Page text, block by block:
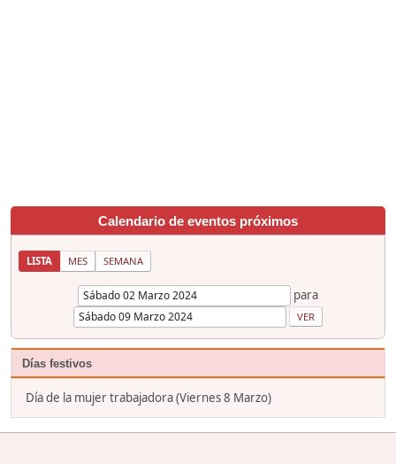
Calendario de eventos próximos
LISTA MES SEMANA
para
Días festivos
Día de la mujer trabajadora (Viernes 8 Marzo)